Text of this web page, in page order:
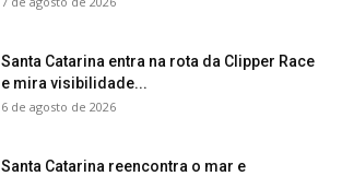
Santa Catarina entra na rota da Clipper Race
e mira visibilidade...
6 de agosto de 2026
Santa Catarina reencontra o mar e